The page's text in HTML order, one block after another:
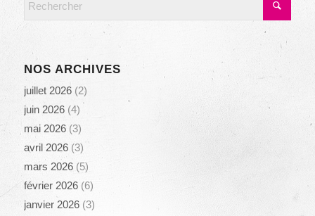
NOS ARCHIVES
juillet 2026(2)
juin 2026(4)
mai 2026(3)
avril 2026(3)
mars 2026(5)
février 2026(6)
janvier 2026(3)